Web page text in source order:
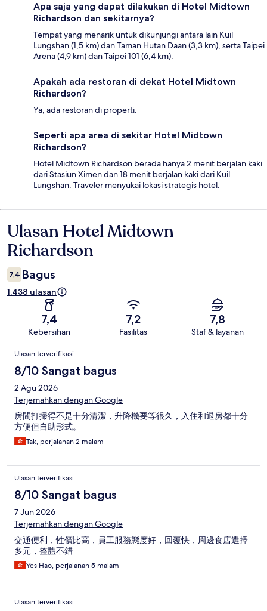
Apa saja yang dapat dilakukan di Hotel Midtown
Richardson dan sekitarnya?
Tempat yang menarik untuk dikunjungi antara lain Kuil
Lungshan (1,5 km) dan Taman Hutan Daan (3,3 km), serta Taipei
Arena (4,9 km) dan Taipei 101 (6,4 km).
Apakah ada restoran di dekat Hotel Midtown
Richardson?
Ya, ada restoran di properti.
Seperti apa area di sekitar Hotel Midtown
Richardson?
Hotel Midtown Richardson berada hanya 2 menit berjalan kaki
dari Stasiun Ximen dan 18 menit berjalan kaki dari Kuil
Lungshan. Traveler menyukai lokasi strategis hotel.
Ulasan
Ulasan Hotel Midtown
Richardson
7,4 Bagus
1.438 ulasan
7,4
Kebersihan
7,2
Fasilitas
7,8
Staf & layanan
Ulasan
Ulasan terverifikasi
8/10 Sangat bagus
2 Agu 2026
Terjemahkan dengan Google
房間打掃得不是十分清潔，升降機要等很久，入住和退房都十分
方便但自助形式。
Tak, perjalanan 2 malam
Ulasan terverifikasi
8/10 Sangat bagus
7 Jun 2026
Terjemahkan dengan Google
交通便利，性價比高，員工服務態度好，回覆快，周邊食店選擇
多元，整體不錯
Yes Hao, perjalanan 5 malam
Ulasan terverifikasi